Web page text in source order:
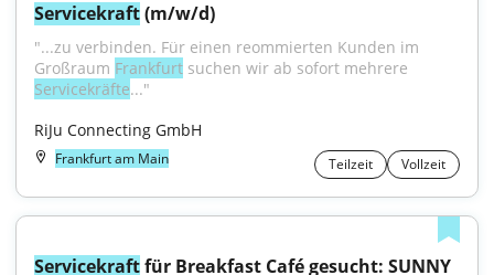
Servicekraft (m/w/d)
"...zu verbinden. Für einen reommierten Kunden im
Großraum Frankfurt
Servicekräfte..."
RiJu Connecting GmbH
Frankfurt am Main Teilzeit Vollzeit
Servicekraft für Breakfast Café gesucht: SUNNY